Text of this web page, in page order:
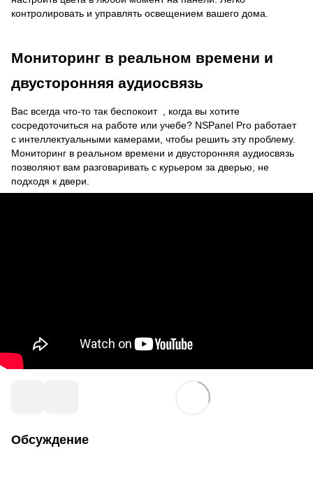
контролировать и управлять освещением вашего дома.
Мониторинг в реальном времени и
двусторонняя аудиосвязь
Вас всегда что-то так беспокоит , когда вы хотите
сосредоточиться на работе или учебе? NSPanel Pro работает
с интеллектуальными камерами, чтобы решить эту проблему.
Мониторинг в реальном времени и двусторонняя аудиосвязь
позволяют вам разговаривать с курьером за дверью, не
подходя к двери.
Обсуждение